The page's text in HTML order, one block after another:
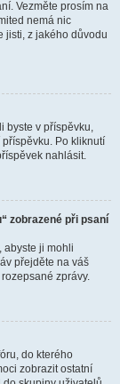
Vezměte prosím na
nemá nic
jisti, z jakého důvodu
byste v příspěvku,
Po kliknutí
nahlásit.
zobrazené při psaní
abyste ji mohli
přejděte na váš
zprávy.
do kterého
zobrazit ostatní